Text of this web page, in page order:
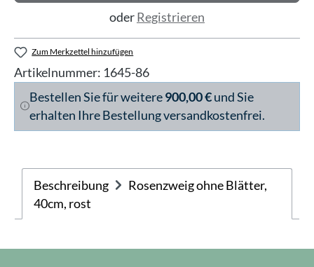
oderRegistrieren
Zum Merkzettel hinzufügen
Artikelnummer: 1645-86
Bestellen Sie für weitere900,00 €und Sie
erhalten Ihre Bestellung versandkostenfrei.
Beschreibung
Rosenzweig ohne Blätter,
40cm, rost